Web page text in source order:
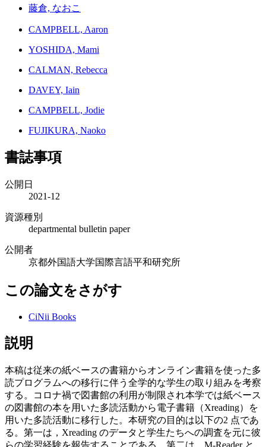
藤倉, なおこ
CAMPBELL, Aaron
YOSHIDA, Mami
CALMAN, Rebecca
DAVEY, Iain
CAMPBELL, Jodie
FUJIKURA, Naoko
書誌事項
公開日
2021-12
資源種別
departmental bulletin paper
公開者
京都外国語大学国際言語平和研究所
この論文をさがす
CiNii Books
説明
本稿は従来の紙ベースの書籍からオンライン書籍を使った多
読プログラムへの移行に伴う全学的な学生の取り組みを考察
する。コロナ禍で図書館の利用が制限され本学では紙ベース
の図書館の本を用いた多読活動から電子書籍（Xreading）を
用いた多読活動に移行した。本研究の目的は以下の2 点であ
る。第一は，Xreading のデータと学生たちへの調査を元に彼